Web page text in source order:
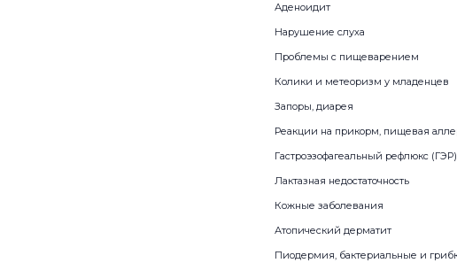
Аденоидит
Нарушение слуха
Проблемы с пищеварением
Колики и метеоризм у младенцев
Запоры, диарея
Реакции на прикорм, пищевая
Гастроэзофагеальный рефлюкс (ГЭР)
Лактазная недостаточность
Кожные заболевания
Атопический дерматит
Пиодермия, бактериальные и